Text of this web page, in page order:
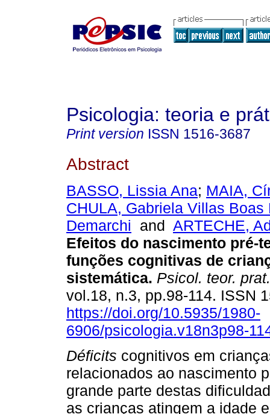
Psicologia: teoria e
Print version ISSN 1516-3687
Abstract
BASSO, Lissia Ana; MAIA,
CHULA, Gabriela Villas Boas
Demarchi and ARTECHE,
Efeitos do nascimento pré-
funções cognitivas de
sistemática. Psicol. teor. prat.
vol.18, n.3, pp.98-114. ISSN
https://doi.org/10.5935/1980-
6906/psicologia.v18n3p98-
Déficits cognitivos em
relacionados ao nascimento
grande parte destas
as crianças atingem a idade